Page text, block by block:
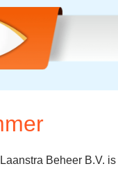
Beheer B.V. is